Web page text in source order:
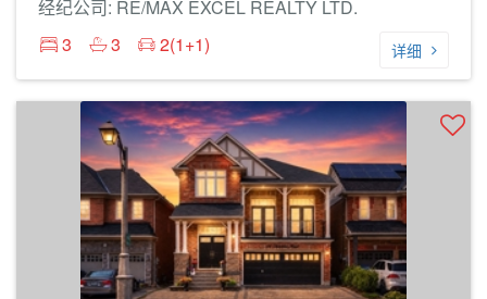
经纪公司: RE/MAX EXCEL REALTY LTD.
3
3 2(1+1) 详细